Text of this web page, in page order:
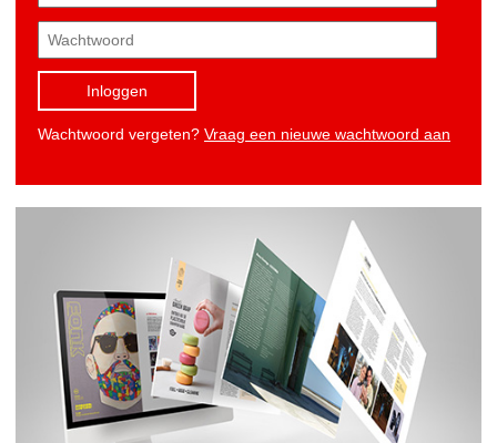
Inloggen
Wachtwoord vergeten? Vraag een nieuwe wachtwoord aan